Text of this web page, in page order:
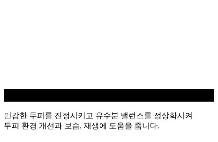
민감한 두피를 진정시키고 유수분 밸런스를 정상화시켜
두피 환경 개선과 보습, 재생에 도움을 줍니다.